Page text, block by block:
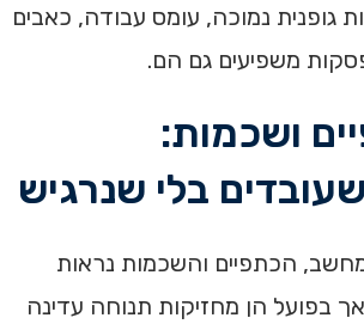
גופנית נמוכה, עומס עבודה, כאבים
משפיעים גם הם.
ושכמות:
בלי שנרגיש
הכתפיים והשכמות נראות
אך בפועל הן מחזיקות תנוחה עדינה